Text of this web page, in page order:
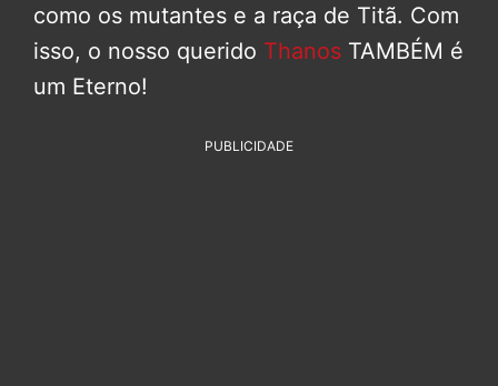
como os mutantes e a raça de Titã. Com
isso, o nosso querido Thanos TAMBÉM é
um Eterno!
PUBLICIDADE